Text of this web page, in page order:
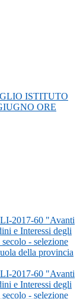
ISTITUTO
ORE
2017-60 "Avanti
e Interessi degli
- selezione
della provincia
2017-60 "Avanti
e Interessi degli
- selezione